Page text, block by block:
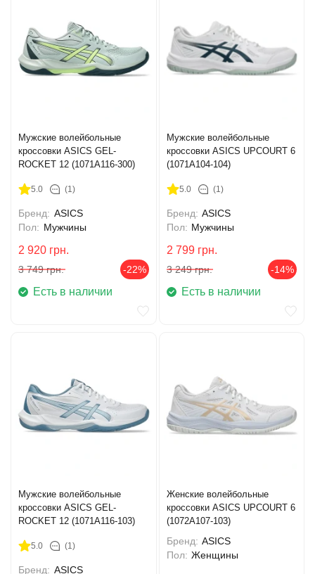
Мужские волейбольные
кроссовки ASICS GEL-
ROCKET 12 (1071A116-300)
5.0 (1)
Бренд: ASICS
Пол: Мужчины
2 920 грн.
3 749 грн. -22%
Есть в наличии
Мужские волейбольные
кроссовки ASICS UPCOURT 6
(1071A104-104)
5.0 (1)
Бренд: ASICS
Пол: Мужчины
2 799 грн.
3 249 грн. -14%
Есть в наличии
Мужские волейбольные
кроссовки ASICS GEL-
ROCKET 12 (1071A116-103)
5.0 (1)
Бренд: ASICS
Женские волейбольные
кроссовки ASICS UPCOURT 6
(1072A107-103)
Бренд: ASICS
Пол: Женщины